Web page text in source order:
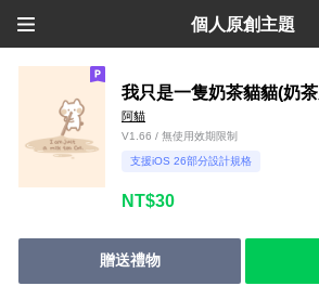
個人原創主題
我只是一隻奶茶貓貓(奶
阿貓
V1.66 / 無使用效期限制
支援iOS 26部分設計規格
NT$30
贈送禮物